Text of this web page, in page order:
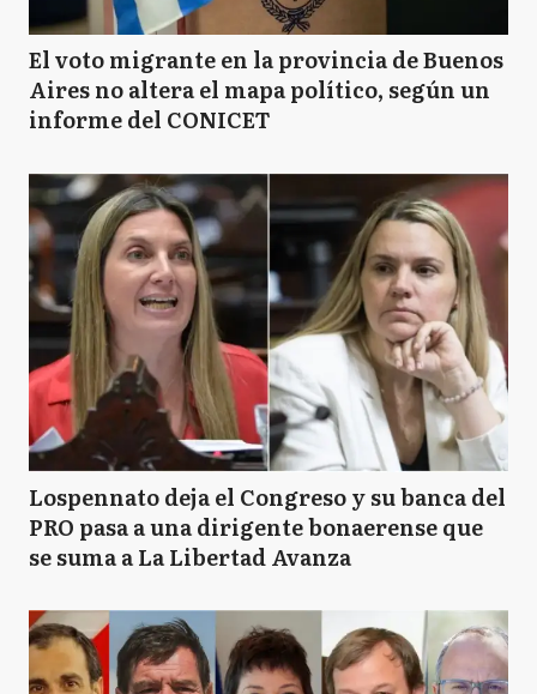
El voto migrante en la provincia de Buenos
Aires no altera el mapa político, según un
informe del CONICET
Lospennato deja el Congreso y su banca del
PRO pasa a una dirigente bonaerense que
se suma a La Libertad Avanza